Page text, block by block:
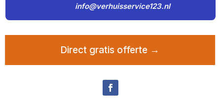
info@verhuisservice123.nl
Direct gratis offerte →